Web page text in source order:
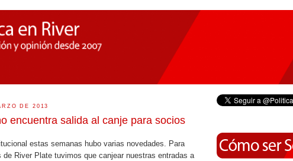
DE 2013
encuentra salida al canje para socios
estas semanas hubo varias novedades. Para
de River Plate tuvimos que canjear nuestras entradas a